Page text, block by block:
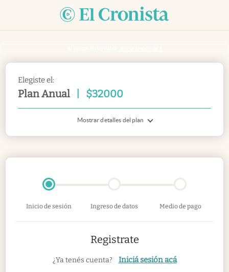
Elegiste el:
Plan Anual $32000
Mostrar detalles del plan
Inicio de sesión Ingreso de datos Medio de pago
Registrate
¿Ya tenés cuenta? Iniciá sesión acá